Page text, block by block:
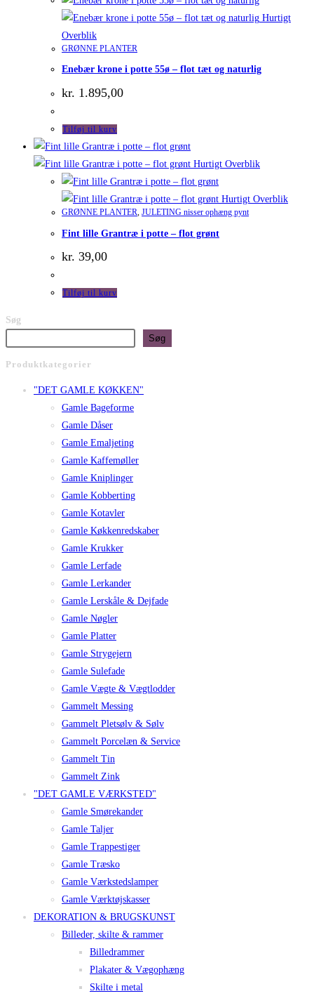
Hurtigt
Overblik
GRØNNE PLANTER
Enebær krone i potte 55ø – flot tæt og naturlig
kr. 1.895,00
Tilføj til kurv
Hurtigt Overblik
Hurtigt Overblik
GRØNNE PLANTER, JULETING nisser ophæng pynt
Fint lille Grantræ i potte – flot grønt
kr. 39,00
Tilføj til kurv
Søg
Søg
Produktkategorier
"DET GAMLE KØKKEN"
Gamle Bageforme
Gamle Dåser
Gamle Emaljeting
Gamle Kaffemøller
Gamle Kniplinger
Gamle Kobberting
Gamle Kotavler
Gamle Køkkenredskaber
Gamle Krukker
Gamle Lerfade
Gamle Lerkander
Gamle Lerskåle & Dejfade
Gamle Nøgler
Gamle Platter
Gamle Strygejern
Gamle Sulefade
Gamle Vægte & Vægtlodder
Gammelt Messing
Gammelt Pletsølv & Sølv
Gammelt Porcelæn & Service
Gammelt Tin
Gammelt Zink
"DET GAMLE VÆRKSTED"
Gamle Smørekander
Gamle Taljer
Gamle Trappestiger
Gamle Træsko
Gamle Værkstedslamper
Gamle Værktøjskasser
DEKORATION & BRUGSKUNST
Billeder, skilte & rammer
Billedrammer
Plakater & Vægophæng
Skilte i metal